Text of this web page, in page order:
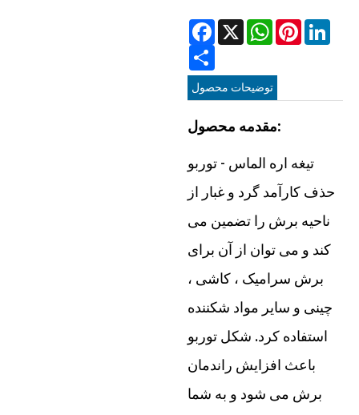
Facebook
X WhatsAppPinterest
توضیحات محصول
مقدمه محصول:
تیغه اره الماس - توربو
حذف کارآمد گرد و غبار از
ناحیه برش را تضمین می
کند و می توان از آن برای
برش سرامیک ، کاشی ،
چینی و سایر مواد شکننده
استفاده کرد. شکل توربو
باعث افزایش راندمان
برش می شود و به شما